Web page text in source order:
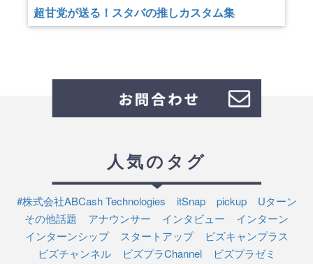
超甘党が送る！スタバの推しカスタム集
人気のタグ
#株式会社ABCash Technologies itSnap pickup
Uターン
その他話題
アナウンサー インタビュー
インターン
インターンシップ
スタートアップ
ビズキャンプラス
ビズチャンネル
ビズプラChannel
ビズプラゼミ